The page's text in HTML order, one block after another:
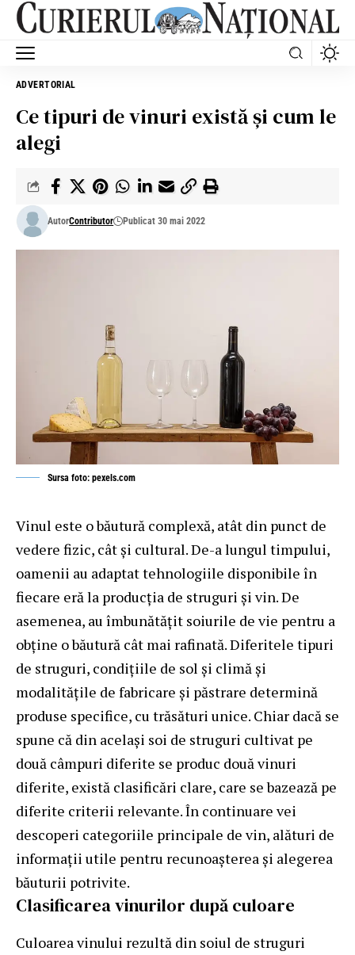
ADVERTORIAL
Ce tipuri de vinuri există și cum le
alegi
AutorContributor Publicat 30 mai 2022
Sursa foto: pexels.com
Vinul este o băutură complexă, atât din punct de
vedere fizic, cât și cultural. De-a lungul timpului,
oamenii au adaptat tehnologiile disponibile în
fiecare eră la producția de struguri și vin. De
asemenea, au îmbunătățit soiurile de vie pentru a
obține o băutură cât mai rafinată. Diferitele tipuri
de struguri, condițiile de sol și climă și
modalitățile de fabricare și păstrare determină
produse specifice, cu trăsături unice. Chiar dacă se
spune că din același soi de struguri cultivat pe
două câmpuri diferite se produc două vinuri
diferite, există clasificări clare, care se bazează pe
diferite criterii relevante. În continuare vei
descoperi categoriile principale de vin, alături de
informații utile pentru recunoașterea și alegerea
băuturii potrivite.
Clasificarea vinurilor după culoare
Culoarea vinului rezultă din soiul de struguri